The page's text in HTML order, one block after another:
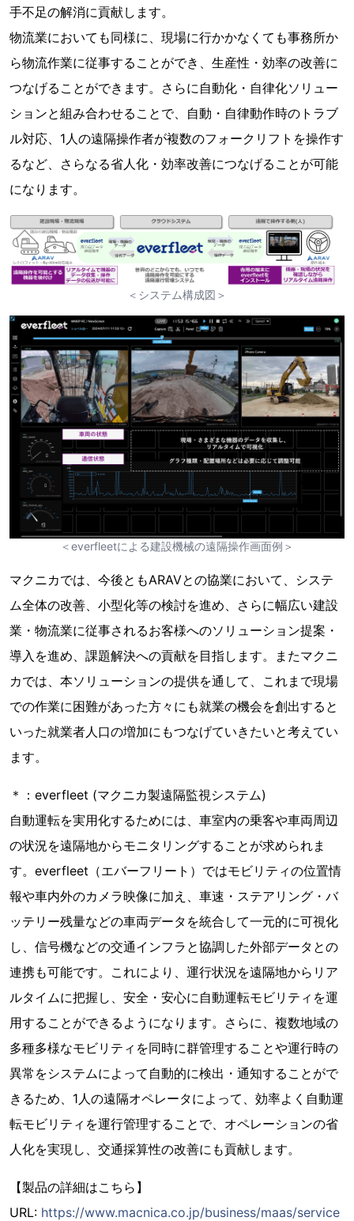
手不足の解消に貢献します。
物流業においても同様に、現場に行かかなくても事務所か
ら物流作業に従事することができ、生産性・効率の改善に
つなげることができます。さらに自動化・自律化ソリュー
ションと組み合わせることで、自動・自律動作時のトラブ
ル対応、1人の遠隔操作者が複数のフォークリフトを操作す
るなど、さらなる省人化・効率改善につなげることが可能
になります。
＜システム構成図＞
＜everfleetによる建設機械の遠隔操作画面例＞
マクニカでは、今後ともARAVとの協業において、システ
ム全体の改善、小型化等の検討を進め、さらに幅広い建設
業・物流業に従事されるお客様へのソリューション提案・
導入を進め、課題解決への貢献を目指します。またマクニ
カでは、本ソリューションの提供を通して、これまで現場
での作業に困難があった方々にも就業の機会を創出すると
いった就業者人口の増加にもつなげていきたいと考えてい
ます。
＊：everfleet (マクニカ製遠隔監視システム)
自動運転を実用化するためには、車室内の乗客や車両周辺
の状況を遠隔地からモニタリングすることが求められま
す。everfleet（エバーフリート）ではモビリティの位置情
報や車内外のカメラ映像に加え、車速・ステアリング・バ
ッテリー残量などの車両データを統合して一元的に可視化
し、信号機などの交通インフラと協調した外部データとの
連携も可能です。これにより、運行状況を遠隔地からリア
ルタイムに把握し、安全・安心に自動運転モビリティを運
用することができるようになります。さらに、複数地域の
多種多様なモビリティを同時に群管理することや運行時の
異常をシステムによって自動的に検出・通知することがで
きるため、1人の遠隔オペレータによって、効率よく自動運
転モビリティを運行管理することで、オペレーションの省
人化を実現し、交通採算性の改善にも貢献します。
【製品の詳細はこちら】
URL: https://www.macnica.co.jp/business/maas/service